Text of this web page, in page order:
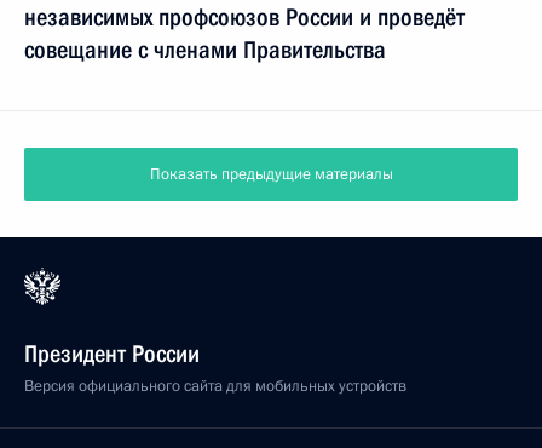
независимых профсоюзов России и проведёт
совещание с членами Правительства
Показать предыдущие материалы
Президент России
Версия официального сайта для мобильных устройств